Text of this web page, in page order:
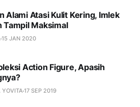
Alami Atasi Kulit Kering, Imlek
Tampil Maksimal
15 JAN 2020
Action Figure, Apasih
YOVITA17 SEP 2019